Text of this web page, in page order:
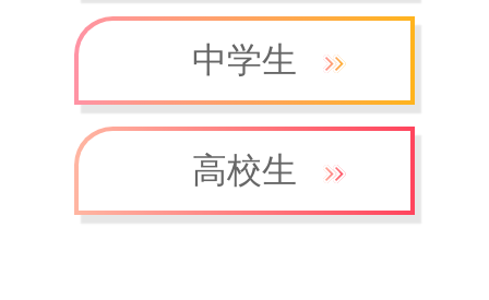
中学生
高校生